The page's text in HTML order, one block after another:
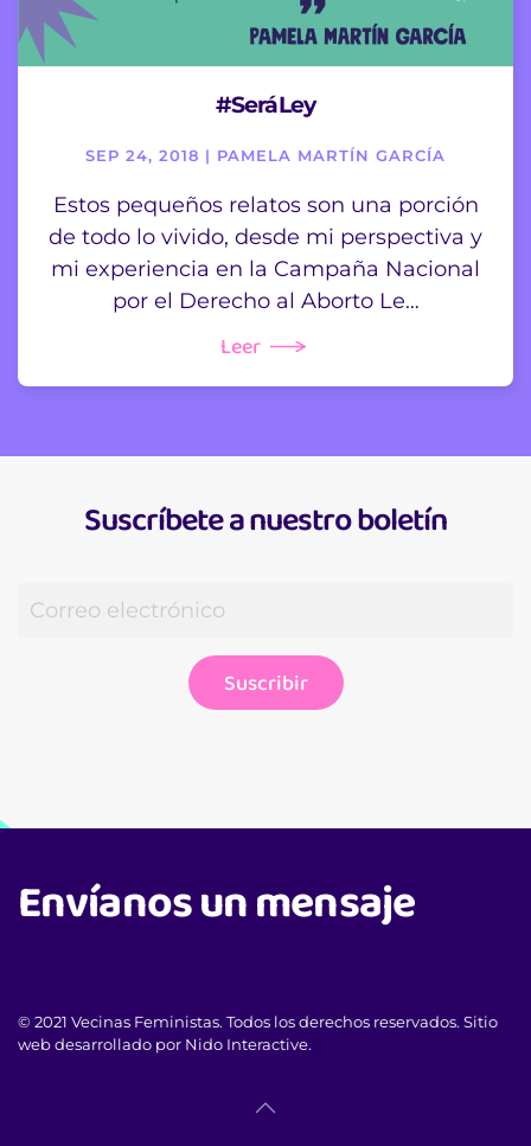
#SeráLey
SEP 24, 2018 | PAMELA MARTÍN GARCÍA
Estos pequeños relatos son una porción
de todo lo vivido, desde mi perspectiva y
mi experiencia en la Campaña Nacional
por el Derecho al Aborto Le…
Leer
Suscríbete a nuestro boletín
Suscribir
Envíanos un mensaje
© 2021 Vecinas Feministas. Todos los derechos reservados. Sitio
web desarrollado por Nido Interactive.